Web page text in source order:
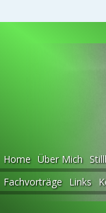
Home Über Mich
Fachvorträge Links
Beratung